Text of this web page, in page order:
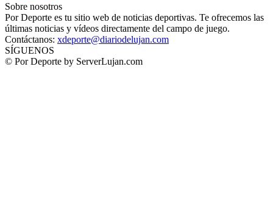
Sobre nosotros
Por Deporte es tu sitio web de noticias deportivas. Te ofrecemos las
últimas noticias y vídeos directamente del campo de juego.
Contáctanos: xdeporte@diariodelujan.com
SÍGUENOS
© Por Deporte by ServerLujan.com